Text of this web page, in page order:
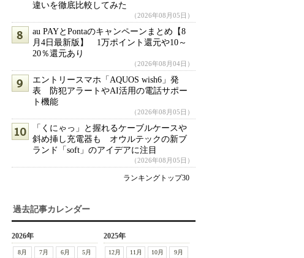
違いを徹底比較してみた
（2026年08月05日）
au PAYとPontaのキャンペーンまとめ【8
月4日最新版】 1万ポイント還元や10～
20％還元あり
（2026年08月04日）
エントリースマホ「AQUOS wish6」発
表 防犯アラートやAI活用の電話サポー
ト機能
（2026年08月05日）
「くにゃっ」と握れるケーブルケースや
斜め挿し充電器も オウルテックの新ブ
ランド「soft」のアイデアに注目
（2026年08月05日）
ランキングトップ30
過去記事カレンダー
2026年
8月 7月 6月
5月
2025年
12月 11月 10月
9月